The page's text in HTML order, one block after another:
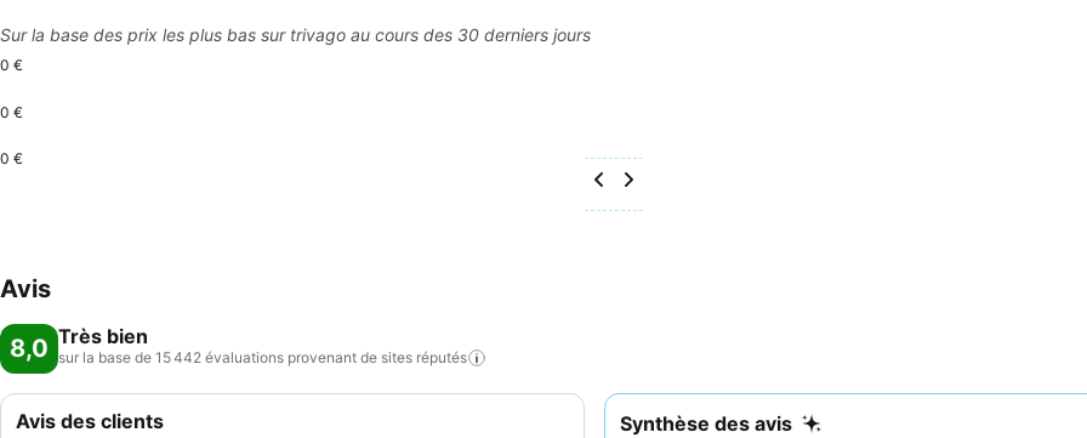
Sur la base des prix les plus bas sur trivago au cours des 30 derniers jours
0 €
0 €
0 €
Avis
8,0 Très bien
sur la base de 15 442 évaluations provenant de sites réputés
Synthèse des avis
Avis des clients